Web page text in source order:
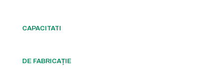
CAPACITATI
DE FABRICAȚIE